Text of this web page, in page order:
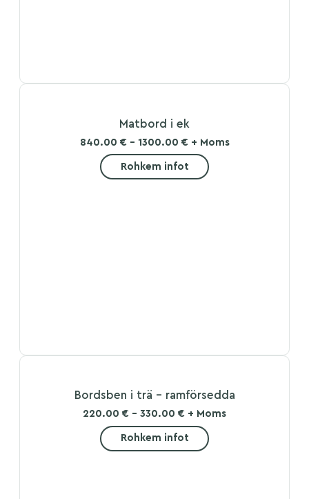
Matbord i ek
840.00 € - 1300.00 € + Moms
Rohkem infot
Bordsben i trä – ramförsedda
220.00 € - 330.00 € + Moms
Rohkem infot